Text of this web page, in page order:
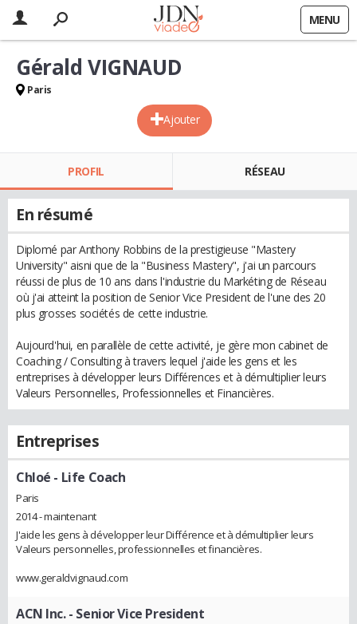
MENU
Ajouter
Gérald VIGNAUD
Paris
PROFIL RÉSEAU
En résumé
Diplomé par Anthony Robbins de la prestigieuse "Mastery
University" aisni que de la "Business Mastery", j'ai un parcours
réussi de plus de 10 ans dans l'industrie du Markéting de Réseau
où j'ai atteint la position de Senior Vice President de l'une des 20
plus grosses sociétés de cette industrie.
Aujourd'hui, en parallèle de cette activité, je gère mon cabinet de
Coaching / Consulting à travers lequel j'aide les gens et les
entreprises à développer leurs Différences et à démultiplier leurs
Valeurs Personnelles, Professionnelles et Financières.
Entreprises
Chloé - Life Coach
Paris
2014 - maintenant
J'aide les gens à développer leur Différence et à démultiplier leurs
Valeurs personnelles, professionnelles et financières.
www.geraldvignaud.com
ACN Inc.- Senior Vice President